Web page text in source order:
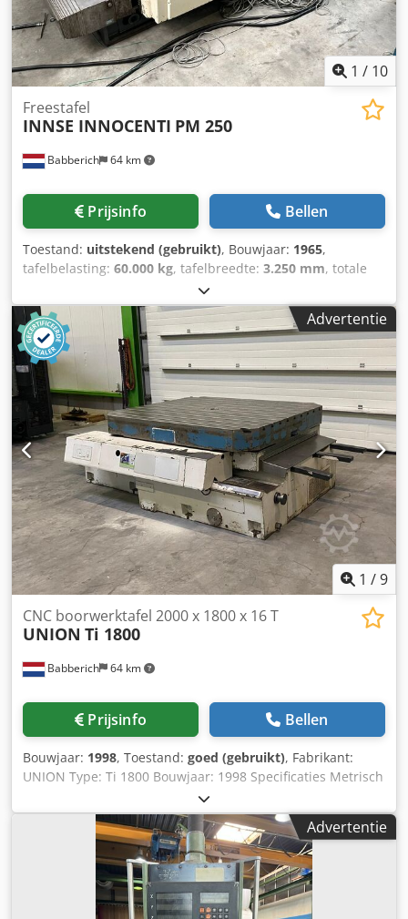
1 / 10
Babberich 64 km
Freestafel
INNSE INNOCENTI PM 250
Prijsinfo Bellen
Toestand: uitstekend (gebruikt), Bouwjaar: 1965,
tafelbelasting: 60.000 kg, tafelbreedte: 3.250 mm, totale
, Kotterbank draaitafel INNSE
INNOCENTI - PM 250 Cjdpfx Aex S Ihaeiiorf MACH-ID 7530
Merk: INNSE INNOCENTI Type: PM 250
Advertentie
1 /9
Babberich 64 km
CNC boorwerktafel 2000 x 1800 x 16 T
UNION Ti 1800
Prijsinfo Bellen
Bouwjaar: 1998, Toestand: goed (gebruikt), Fabrikant:
UNION Type: Ti 1800 Bouwjaar: 1998 Specificaties Metrisch
VS standaard Cedpfxekwcdbj Aiiorf Lengte tafel 2000 mm
Tafelbreedte 1800 mm Tafelbelasting 16000 V-as aanvoer
1250 mm Rotatie B-as 360.000 ° B-as rotatiesnelheid 1.35
Omw/min. Bewegingssnelheid V-as 4000 mm/min.
Afmetingen (schatting) Lengte 3400 mm Breedte 2000 mm
Hoogte 920 mm Gewicht 6500 kg Let op: De informatie op
deze pagina is te goeder trouw van ons verkregen, en waar
Advertentie